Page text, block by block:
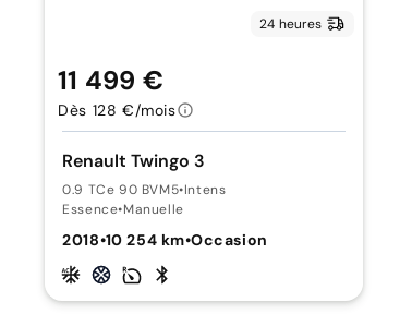
24 heures
Renault Twingo 3
0.9 TCe 90 BVM5•Intens
Essence•Manuelle
2018•10 254 km•Occasion
11 499 €
Dès 128 €/mois